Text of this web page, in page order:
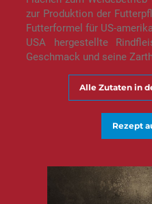
zur Produktion der
Futterformel für US-
USA hergestellte
Geschmack und seine
Alle Zutaten in
Rezept